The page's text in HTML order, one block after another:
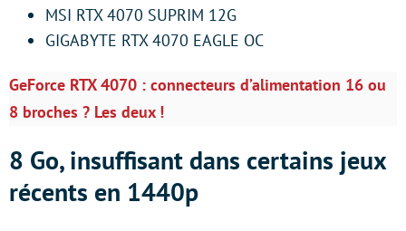
MSI RTX 4070 SUPRIM 12G
GIGABYTE RTX 4070 EAGLE OC
GeForce RTX 4070 : connecteurs d’alimentation 16 ou
8 broches ? Les deux !
8 Go, insuffisant dans certains jeux
récents en 1440p